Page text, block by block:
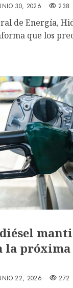
30, 2026 238
de Energía,
que los
la próxima
22, 2026 272